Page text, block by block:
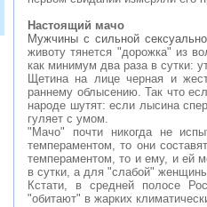
Настоящий мачо
Мужчины с сильной
животу тянется "дорожка" из
как минимум два раза в сутки:
Щетина на лице черная и
раннему облысению. Так что
народе шутят: если лысина
гуляет с умом.
"Мачо" почти никогда не
темпераментом, то они
темпераментом, то и ему, и ей
в сутки, а для "слабой"
Кстати, в средней полосе
"обитают" в жарких